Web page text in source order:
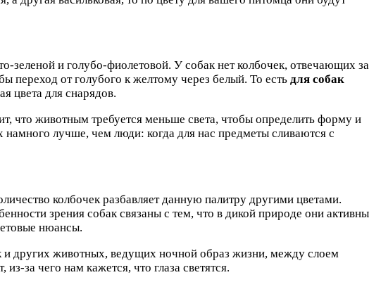
зеленой и голубо-фиолетовой. У собак нет колбочек, отвечающих за
переход от голубого к желтому через белый. То есть для собак
цвета для снарядов.
что животным требуется меньше света, чтобы определить форму и
лучше, чем люди: когда для нас предметы сливаются с
колбочек разбавляет данную палитру другими цветами.
зрения собак связаны с тем, что в дикой природе они активны
нюансы.
и других животных, ведущих ночной образ жизни, между слоем
за чего нам кажется, что глаза светятся.